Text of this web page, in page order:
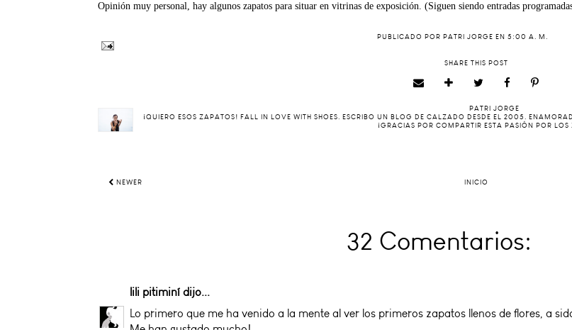
Opinión muy personal, hay algunos zapatos para situar en vitrinas de exposición. (Siguen siendo entradas
PUBLICADO POR PATRI JORGE EN 5:00 A. M.
SHARE THIS POST
PATRI JORGE
¡QUIERO ESOS ZAPATOS! FALL IN LOVE WITH SHOES. ESCRIBO UN BLOG DE CALZADO DESDE EL 2005.
¡GRACIAS POR COMPARTIR ESTA PASIÓN POR
NEWER INICIO
32 Comentarios:
lili pitiminí dijo...
Lo primero que me ha venido a la mente al ver los primeros zapatos llenos de flores, a